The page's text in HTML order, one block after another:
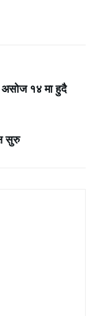
असोज १४ मा हुदै
सुरु